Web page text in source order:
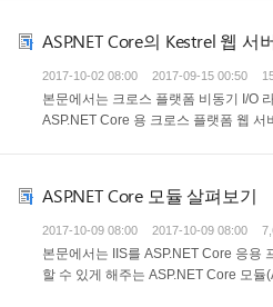
ASP.NET Core의 Kestrel 웹 서
2017-10-02 08:00 2017-09-15 00:50
본문에서는 크로스 플랫폼 비동기 I/O
ASP.NET Core 용 크로스 플랫폼 웹
ASP.NET Core 모듈 살펴보기
2017-10-09 08:00 2017-10-09 08:00
본문에서는 IIS를 ASP.NET Core 응용
할 수 있게 해주는 ASP.NET Core 모